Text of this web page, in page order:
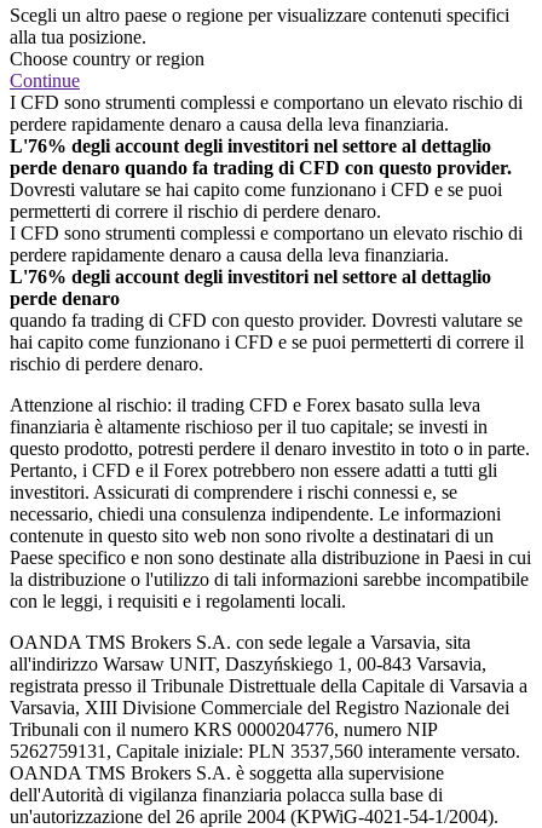
Scegli un altro paese o regione per visualizzare contenuti specifici
alla tua posizione.
Choose country or region
Continue
I CFD sono strumenti complessi e comportano un elevato rischio di
perdere rapidamente denaro a causa della leva finanziaria.
L'76% degli account degli investitori nel settore al dettaglio
perde denaro quando fa trading di CFD con questo provider.
Dovresti valutare se hai capito come funzionano i CFD e se puoi
permetterti di correre il rischio di perdere denaro.
I CFD sono strumenti complessi e comportano un elevato rischio di
perdere rapidamente denaro a causa della leva finanziaria.
L'76% degli account degli investitori nel settore al dettaglio
perde denaro
quando fa trading di CFD con questo provider. Dovresti valutare se
hai capito come funzionano i CFD e se puoi permetterti di correre il
rischio di perdere denaro.
Attenzione al rischio: il trading CFD e Forex basato sulla leva
finanziaria è altamente rischioso per il tuo capitale; se investi in
questo prodotto, potresti perdere il denaro investito in toto o in parte.
Pertanto, i CFD e il Forex potrebbero non essere adatti a tutti gli
investitori. Assicurati di comprendere i rischi connessi e, se
necessario, chiedi una consulenza indipendente. Le informazioni
contenute in questo sito web non sono rivolte a destinatari di un
Paese specifico e non sono destinate alla distribuzione in Paesi in cui
la distribuzione o l'utilizzo di tali informazioni sarebbe incompatibile
con le leggi, i requisiti e i regolamenti locali.
OANDA TMS Brokers S.A. con sede legale a Varsavia, sita
all'indirizzo Warsaw UNIT, Daszyńskiego 1, 00-843 Varsavia,
registrata presso il Tribunale Distrettuale della Capitale di Varsavia a
Varsavia, XIII Divisione Commerciale del Registro Nazionale dei
Tribunali con il numero KRS 0000204776, numero NIP
5262759131, Capitale iniziale: PLN 3537,560 interamente versato.
OANDA TMS Brokers S.A. è soggetta alla supervisione
dell'Autorità di vigilanza finanziaria polacca sulla base di
un'autorizzazione del 26 aprile 2004 (KPWiG-4021-54-1/2004).